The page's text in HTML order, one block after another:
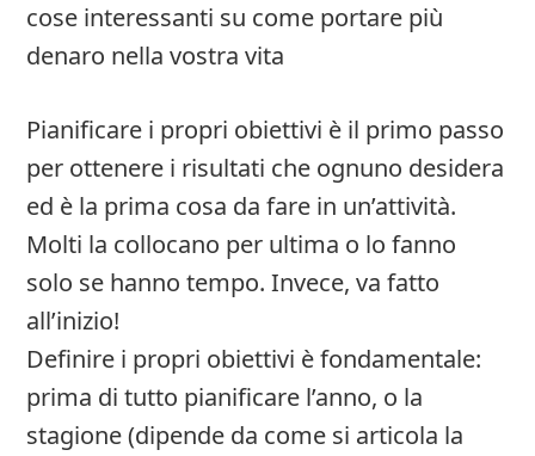
cose interessanti su come portare più
denaro nella vostra vita
Pianificare i propri obiettivi è il primo passo
per ottenere i risultati che ognuno desidera
ed è la prima cosa da fare in un’attività.
Molti la collocano per ultima o lo fanno
solo se hanno tempo. Invece, va fatto
all’inizio!
Definire i propri obiettivi è fondamentale:
prima di tutto pianificare l’anno, o la
stagione (dipende da come si articola la